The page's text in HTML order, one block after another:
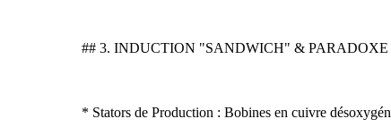
## 3. INDUCTION "SANDWICH" &
* Stators de Production : Bobines en cuivre